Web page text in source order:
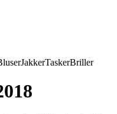
JakkerTaskerBriller